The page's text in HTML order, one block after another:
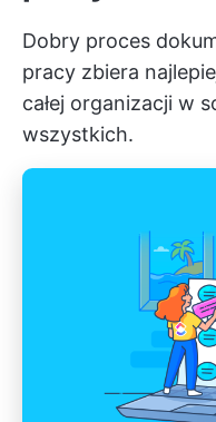
Dobry proces
pracy zbiera
całej organizacji w
wszystkich.